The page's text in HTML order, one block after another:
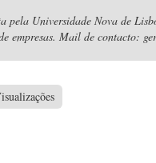
pela Universidade Nova de
empresas. Mail de contacto: